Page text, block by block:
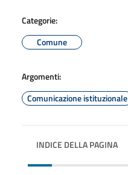
Categorie:
Comune
Argomenti:
Comunicazione istituzionale
INDICE DELLA PAGINA